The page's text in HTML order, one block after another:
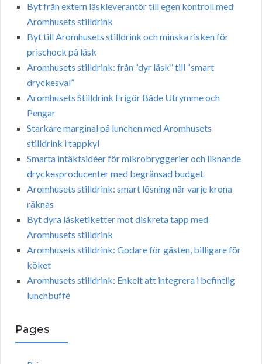
Byt från extern läskleverantör till egen kontroll med
Aromhusets stilldrink
Byt till Aromhusets stilldrink och minska risken för
prischock på läsk
Aromhusets stilldrink: från “dyr läsk” till “smart
dryckesval”
Aromhusets Stilldrink Frigör Både Utrymme och
Pengar
Starkare marginal på lunchen med Aromhusets
stilldrink i tappkyl
Smarta intäktsidéer för mikrobryggerier och liknande
dryckesproducenter med begränsad budget
Aromhusets stilldrink: smart lösning när varje krona
räknas
Byt dyra läsketiketter mot diskreta tapp med
Aromhusets stilldrink
Aromhusets stilldrink: Godare för gästen, billigare för
köket
Aromhusets stilldrink: Enkelt att integrera i befintlig
lunchbuffé
Pages